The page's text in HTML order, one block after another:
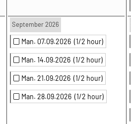
September 2026
Man. 07.09.2026 (1/2 hour)
Man. 14.09.2026 (1/2 hour)
Man. 21.09.2026 (1/2 hour)
Man. 28.09.2026 (1/2 hour)